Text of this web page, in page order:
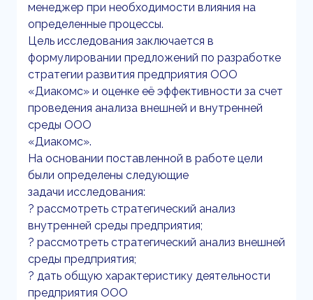
менеджер при необходимости влияния на
определенные процессы.
Цель исследования заключается в
формулировании предложений по разработке
стратегии развития предприятия ООО
«Диакомс» и оценке её эффективности за счет
проведения анализа внешней и внутренней
среды ООО
«Диакомс».
На основании поставленной в работе цели
были определены следующие
задачи исследования:
? рассмотреть стратегический анализ
внутренней среды предприятия;
? рассмотреть стратегический анализ внешней
среды предприятия;
? дать общую характеристику деятельности
предприятия ООО